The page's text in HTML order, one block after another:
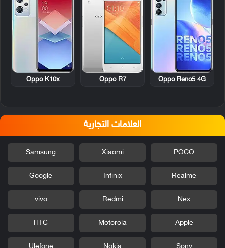
Oppo Reno5 4G
Oppo R7
Oppo K10x
العلامات التجارية
POCO
Xiaomi
Samsung
Realme
Infinix
Google
Nex
Redmi
vivo
Apple
Motorola
HTC